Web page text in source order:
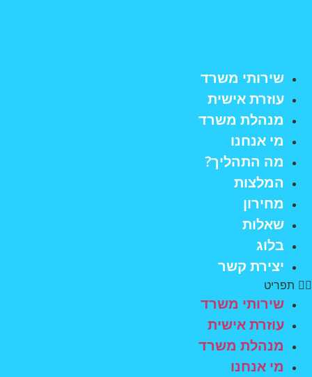
שירותי משרד
עוזרת אישית
מנהלת משרד
מי אנחנו
מה התהליך?
המלצות
מחירון
שאלות
בלוג
יצירת קשר
תפריט
שירותי משרד
עוזרת אישית
מנהלת משרד
מי אנחנו